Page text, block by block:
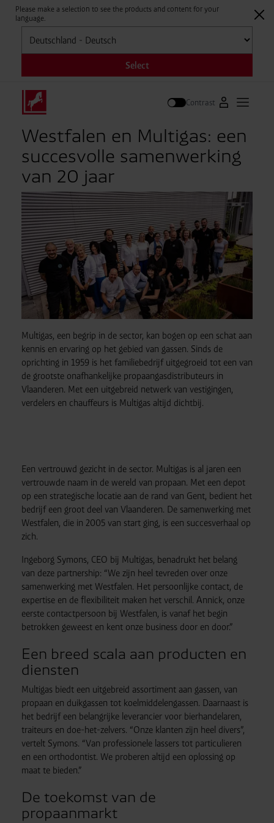
Please make a selection to see the products and content for your
language.
Selecteren
Select
Zoek op
Contrast Naar
Westfalen en Multigas: een
succesvolle samenwerking
van 20 jaar
Multigas, een begrip in de sector, kan bogen op een schat aan
kennis en ervaring op het gebied van gassen. Sinds de
oprichting in 1959 is het familiebedrijf uitgegroeid tot een van
de grootste onafhankelijke propaangasdistributeurs in
Vlaanderen. Met een uitgebreid netwerk van vestigingen,
verdelers en chauffeurs is Multigas altijd dichtbij.
Een vertrouwd gezicht in de sector. Multigas is al jaren een
vertrouwde naam in de wereld van propaan. Met een depot
op een strategische locatie aan de rand van Gent, bedient het
bedrijf een groot deel van Vlaanderen. De samenwerking met
Westfalen, die in 2005 van start ging, is een succesverhaal op
zich.
Ingeborg Symons, CEO bij Multigas, benadrukt het belang
van deze partnership: “We zijn heel tevreden over onze
samenwerking met Westfalen. Het persoonlijke contact, de
expertise en de flexibiliteit maken het verschil. Annick, onze
eerste contactpersoon bij Westfalen, is vanaf het begin
betrokken geweest en kent onze business door en door.”
Een breed scala aan producten en
diensten
Multigas biedt een uitgebreid assortiment aan gassen, van
propaan en duikgassen tot koelmiddelengassen. Daarnaast is
het bedrijf een belangrijke leverancier voor bierhandelaren,
traiteurs en doe-het-zelvers. “Onze klanten zijn heel divers”,
vertelt Symons. “Van professionele lassers tot particulieren
en een orthodontist. We proberen altijd een oplossing op
maat te bieden.”
De toekomst van de
propaanmarkt